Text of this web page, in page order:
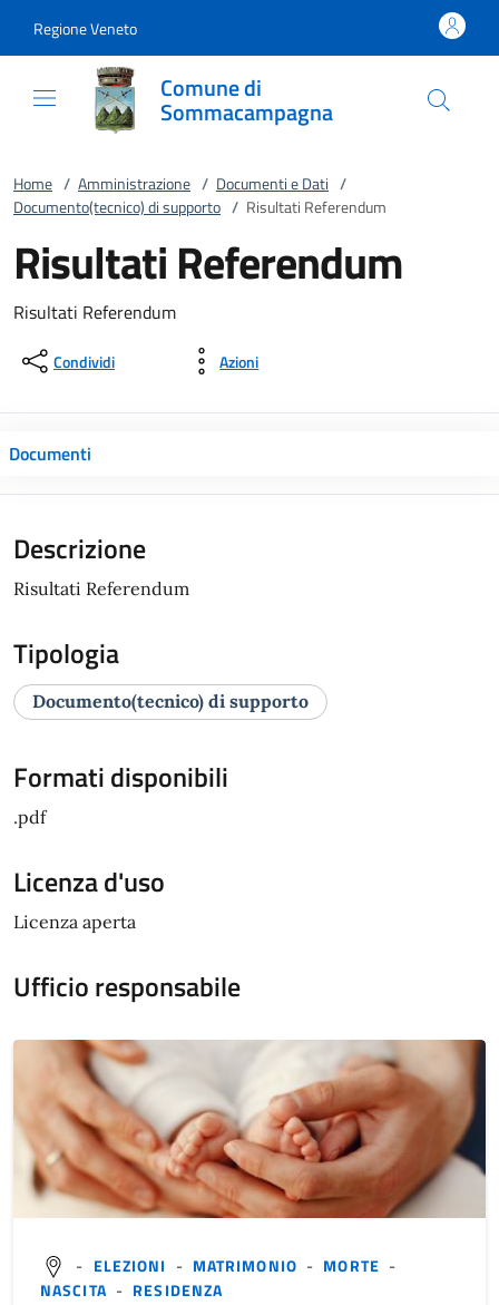
Regione Veneto
Comune di
Sommacampagna
Home / Amministrazione / Documenti e Dati /
Documento(tecnico) di supporto / Risultati Referendum
Risultati Referendum
Risultati Referendum
Condividi Azioni
Documenti
Descrizione
Risultati Referendum
Tipologia
Documento(tecnico) di supporto
Formati disponibili
.pdf
Licenza d'uso
Licenza aperta
Ufficio responsabile
- ELEZIONI - MATRIMONIO - MORTE -
NASCITA - RESIDENZA